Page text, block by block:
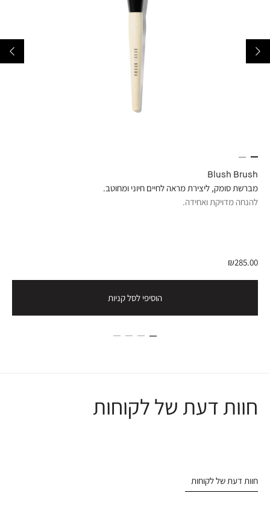
Blush Brush
מברשת סומק, ליצירת מראה לחיים חיוני ומחוטב.
להנחה מדויקת ואחידה.
₪285.00
הוסיפי לסל קניות
חוות דעת של לקוחות
חוות דעת של לקוחות